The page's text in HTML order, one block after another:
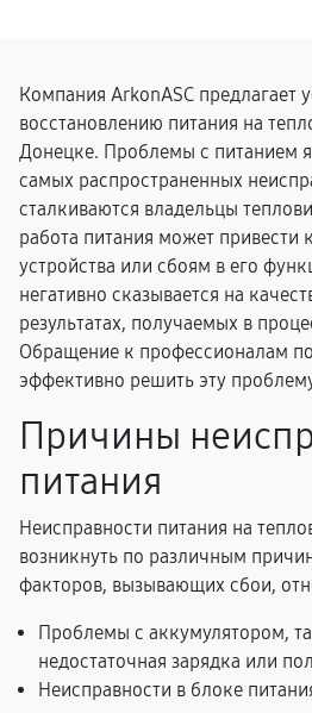
Компания ArkonASC предлагает
восстановлению питания на
Донецке. Проблемы с питанием
самых распространенных
сталкиваются владельцы
работа питания может привести
устройства или сбоям в его
негативно сказывается на
результатах, получаемых в
Обращение к профессионалам
эффективно решить эту
Причины
питания
Неисправности питания на
возникнуть по различным
факторов, вызывающих сбои,
Проблемы с аккумулятором,
недостаточная зарядка или
Неисправности в блоке